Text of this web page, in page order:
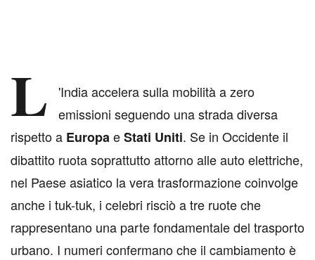
L
'India accelera sulla mobilità a zero
emissioni seguendo una strada diversa
rispetto a EuropaeStati Uniti. Se in Occidente il
dibattito ruota soprattutto attorno alle auto elettriche,
nel Paese asiatico la vera trasformazione coinvolge
anche i tuk-tuk, i celebri risciò a tre ruote che
rappresentano una parte fondamentale del trasporto
urbano. I numeri confermano che il cambiamento è